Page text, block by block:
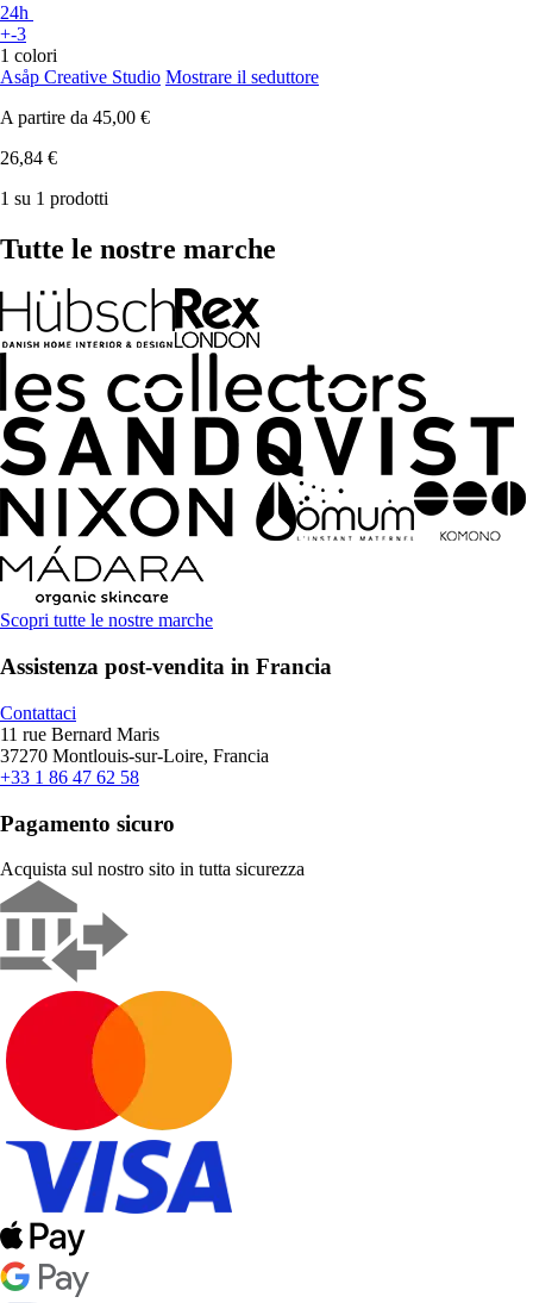
24h
+-3
1 colori
Asåp Creative Studio Mostrare il seduttore
A partire da 45,00 €
26,84 €
1 su 1 prodotti
Tutte le nostre marche
Scopri tutte le nostre marche
Assistenza post-vendita in Francia
Contattaci
11 rue Bernard Maris
37270 Montlouis-sur-Loire, Francia
+33 1 86 47 62 58
Pagamento sicuro
Acquista sul nostro sito in tutta sicurezza